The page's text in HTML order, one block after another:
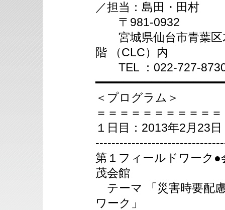
／担当：島田・田村
〒981-0932
宮城県仙台市青葉区
階 （CLC）内
TEL ：022-727-8730
＜プログラム＞
＝＝＝＝＝＝＝＝＝＝
１日目：2013年2月23
第１フィールドワーク
茂会館
テーマ 「災害時要配
ワーク」